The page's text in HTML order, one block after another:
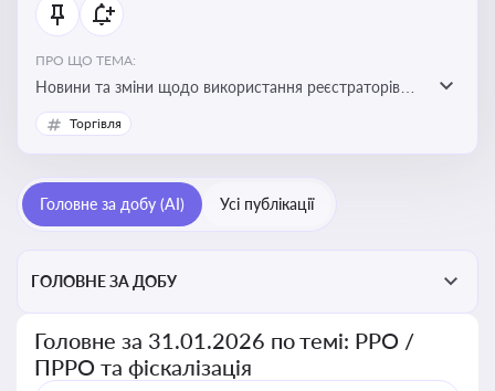
ПРО ЩО ТЕМА:
Новини та зміни щодо використання реєстраторів
розрахункових операцій, аналіз законодавства про
РРО, позиції ДПС та судів щодо РРО
Торгівля
Головне за добу (AI) Усі публікації
ГОЛОВНЕ ЗА ДОБУ
Головне за 31.01.2026 по темі: РРО /
ПРРО та фіскалізація